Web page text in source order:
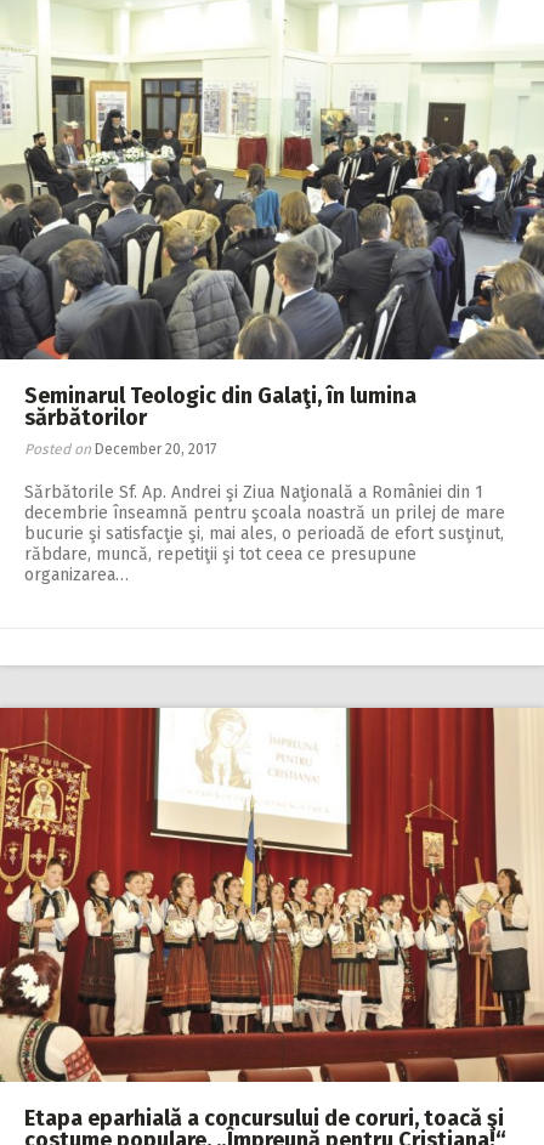
Seminarul Teologic din Galaţi, în lumina
sărbătorilor
Posted on December 20, 2017
Sărbătorile Sf. Ap. Andrei şi Ziua Naţio­nală a României din 1
decembrie înseamnă pentru şcoala noastră un prilej de mare
bucurie şi satisfacţie şi, mai ales, o perioadă de efort susţinut,
răbdare, muncă, repetiţii şi tot ceea ce presupune
organizarea…
Etapa eparhială a concursului de coruri, toacă şi